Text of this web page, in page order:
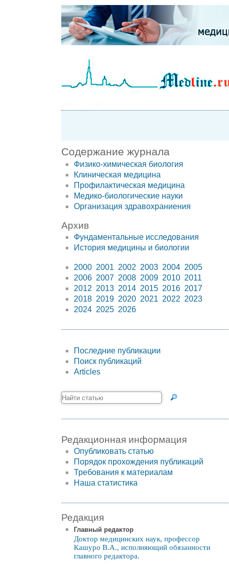
Содержание журнала
Физико-химическая биология
Клиническая медицина
Профилактическая медицина
Медико-биологические науки
Организация здравохраниения
Архив
Фундаментальные исследования
История медицины и биологии
2000 2001 2002 2003 2004 2005
2006 2007 2008 2009 2010 2011
2012 2013 2014 2015 2016 2017
2018 2019 2020 2021 2022 2023
2024 2025 2026
Последние публикации
Поиск публикаций
Articles
Редакционная информация
Опубликовать статью
Порядок прохождения публикаций
Требования к материалам
Наша статистика
Редакция
Главный редактор
Доктор медицинских наук, профессор
Кашуро В.А., исполняющий обязанности
главного редактора.